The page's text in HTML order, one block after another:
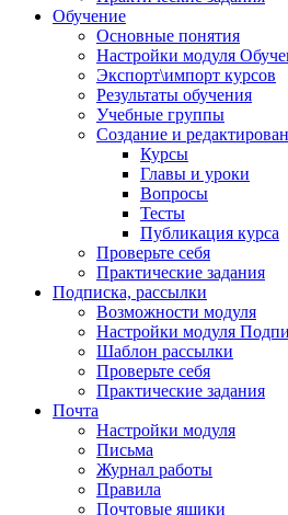
Обучение
Основные понятия
Настройки модуля
Экспорт\импорт курсов
Результаты обучения
Учебные группы
Создание и
Курсы
Главы и уроки
Вопросы
Тесты
Публикация курса
Проверьте себя
Практические задания
Подписка, рассылки
Возможности модуля
Настройки модуля
Шаблон рассылки
Проверьте себя
Практические задания
Почта
Настройки модуля
Письма
Журнал работы
Правила
Почтовые ящики